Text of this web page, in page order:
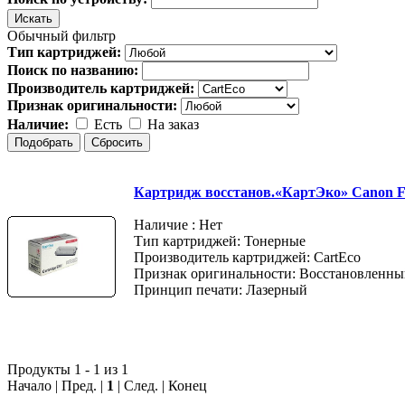
Обычный фильтр
Тип картриджей:
Поиск по названию:
Производитель картриджей:
Признак оригинальности:
Наличие:
Есть На заказ
Картридж восстанов.«КартЭко» Canon
Наличие : Нет
Тип картриджей: Тонерные
Производитель картриджей: CartEco
Признак оригинальности:
Принцип печати: Лазерный
Продукты 1 - 1 из 1
Начало | Пред. | 1 | След. | Конец